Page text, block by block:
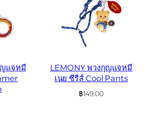
แจหมี
LEMONY พวงกุญแจหมี
เนย ซีรีส์ Cool Pants
฿149.00